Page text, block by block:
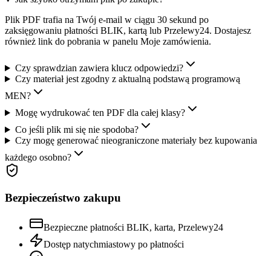
Plik PDF trafia na Twój e-mail w ciągu 30 sekund po
zaksięgowaniu płatności BLIK, kartą lub Przelewy24. Dostajesz
również link do pobrania w panelu Moje zamówienia.
Czy sprawdzian zawiera klucz odpowiedzi?
Czy materiał jest zgodny z aktualną podstawą programową
MEN?
Mogę wydrukować ten PDF dla całej klasy?
Co jeśli plik mi się nie spodoba?
Czy mogę generować nieograniczone materiały bez kupowania
każdego osobno?
Bezpieczeństwo zakupu
Bezpieczne płatności BLIK, karta, Przelewy24
Dostęp natychmiastowy po płatności